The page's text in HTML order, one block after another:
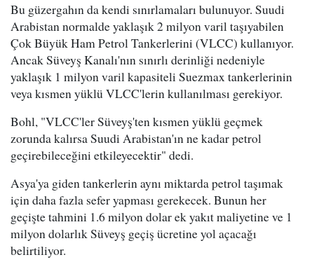
Bu güzergahın da kendi sınırlamaları bulunuyor. Suudi
Arabistan normalde yaklaşık 2 milyon varil taşıyabilen
Çok Büyük Ham Petrol Tankerlerini (VLCC) kullanıyor.
Ancak Süveyş Kanalı'nın sınırlı derinliği nedeniyle
yaklaşık 1 milyon varil kapasiteli Suezmax tankerlerinin
veya kısmen yüklü VLCC'lerin kullanılması gerekiyor.
Bohl, "VLCC'ler Süveyş'ten kısmen yüklü geçmek
zorunda kalırsa Suudi Arabistan'ın ne kadar petrol
geçirebileceğini etkileyecektir" dedi.
Asya'ya giden tankerlerin aynı miktarda petrol taşımak
için daha fazla sefer yapması gerekecek. Bunun her
geçişte tahmini 1.6 milyon dolar ek yakıt maliyetine ve 1
milyon dolarlık Süveyş geçiş ücretine yol açacağı
belirtiliyor.